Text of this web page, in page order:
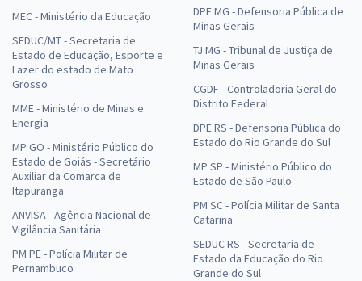
MEC - Ministério da Educação
SEDUC/MT - Secretaria de
Estado de Educação, Esporte e
Lazer do estado de Mato
Grosso
MME - Ministério de Minas e
Energia
MP GO - Ministério Público do
Estado de Goiás - Secretário
Auxiliar da Comarca de
Itapuranga
ANVISA - Agência Nacional de
Vigilância Sanitária
PM PE - Polícia Militar de
Pernambuco
DPE MG - Defensoria Pública de
Minas Gerais
TJ MG - Tribunal de Justiça de
Minas Gerais
CGDF - Controladoria Geral do
Distrito Federal
DPE RS - Defensoria Pública do
Estado do Rio Grande do Sul
MP SP - Ministério Público do
Estado de São Paulo
PM SC - Polícia Militar de Santa
Catarina
SEDUC RS - Secretaria de
Estado da Educação do Rio
Grande do Sul